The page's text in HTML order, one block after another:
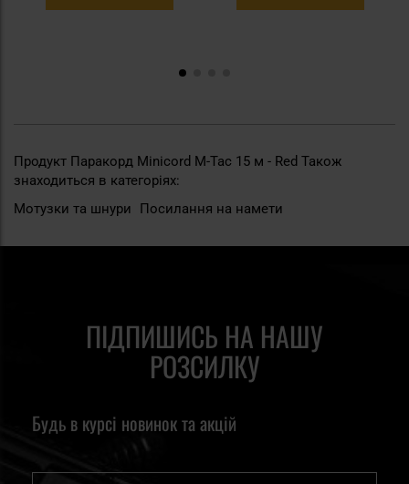
Продукт Паракорд Minicord M-Tac 15 м - Red Також
знаходиться в категоріях:
Мотузки та шнури
Посилання на намети
ПІДПИШИСЬ НА НАШУ
РОЗСИЛКУ
Будь в курсі новинок та акцій